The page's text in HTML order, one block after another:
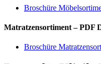
Broschüre
Matratzensortiment – PDF
Broschüre